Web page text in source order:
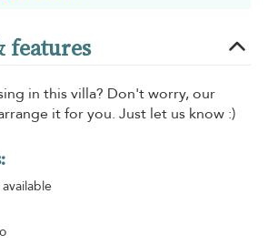
features
in this villa? Don't worry, our
it for you. Just let us know :)
available